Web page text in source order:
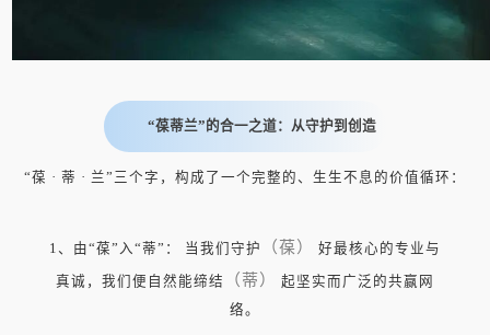
“葆蒂兰”的合一之道：从守护到创造
“葆 · 蒂 · 兰”三个字，构成了一个完整的、生生不息的价值循环：
1、由“葆”入“蒂”： 当我们守护 （葆） 好最核心的专业与
真诚，我们便自然能缔结 （蒂）
起坚实而广泛的共赢网
络。